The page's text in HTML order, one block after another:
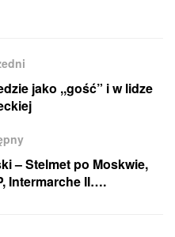
jako ,,gość” i w lidze
– Stelmet po Moskwie,
Intermarche II….